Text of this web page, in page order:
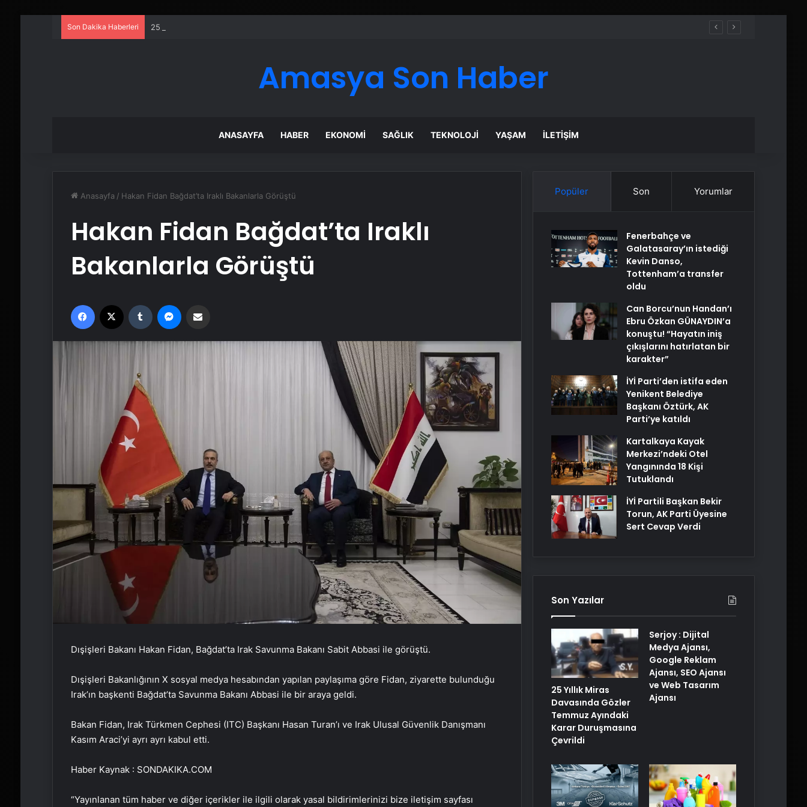
Son Dakika Haberleri 25 Yıllık Miras Davasında Gözler Temmuz Ayındaki Karar Duruşmasına Çevrildi
Amasya Son Haber
ANASAYFA HABER EKONOMI SAĞLIK TEKNOLOJI YAŞAM İLETIŞIM
Anasayfa / Hakan Fidan Bağdat’ta Iraklı Bakanlarla Görüştü
Hakan Fidan Bağdat’ta Iraklı
Bakanlarla Görüştü
Facebook Tumblr
Dışişleri Bakanı Hakan Fidan, Bağdat’ta Irak Savunma Bakanı Sabit Abbasi ile görüştü.
Dışişleri Bakanlığının X sosyal medya hesabından yapılan paylaşıma göre Fidan, ziyarette bulunduğu
Irak’ın başkenti Bağdat’ta Savunma Bakanı Abbasi ile bir araya geldi.
Bakan Fidan, Irak Türkmen Cephesi (ITC) Başkanı Hasan Turan’ı ve Irak Ulusal Güvenlik Danışmanı
Kasım Araci’yi ayrı ayrı kabul etti.
Haber Kaynak : SONDAKIKA.COM
“Yayınlanan tüm haber ve diğer içerikler ile ilgili olarak yasal bildirimlerinizi bize iletişim sayfası
Fiziksel sunucu
Hizmetleri
Popüler Son Yorumlar
Fenerbahçe ve
Galatasaray’ın istediği
Kevin Danso,
Tottenham’a transfer
oldu
Can Borcu’nun Handan’ı
Ebru Özkan GÜNAYDIN’a
konuştu! “Hayatın iniş
çıkışlarını hatırlatan bir
karakter”
İYİ Parti’den istifa eden
Yenikent Belediye
Başkanı Öztürk, AK
Parti’ye katıldı
Kartalkaya Kayak
Merkezi’ndeki Otel
Yangınında 18 Kişi
Tutuklandı
İYİ Partili Başkan Bekir
Torun, AK Parti Üyesine
Sert Cevap Verdi
Son Yazılar
25 Yıllık Miras
Davasında Gözler
Temmuz Ayındaki
Karar Duruşmasına
Çevrildi
Serjoy : Dijital
Medya Ajansı,
Google Reklam
Ajansı, SEO Ajansı
ve Web Tasarım
Ajansı